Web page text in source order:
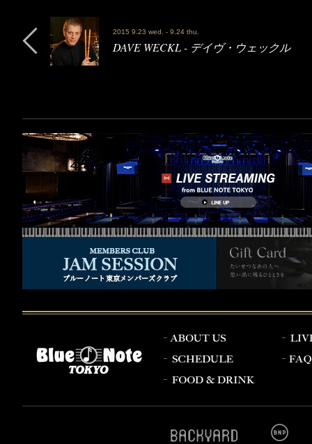
2015 9.23 wed. - 9.24 thu.
DAVE WECKL - デイヴ・ウェックル